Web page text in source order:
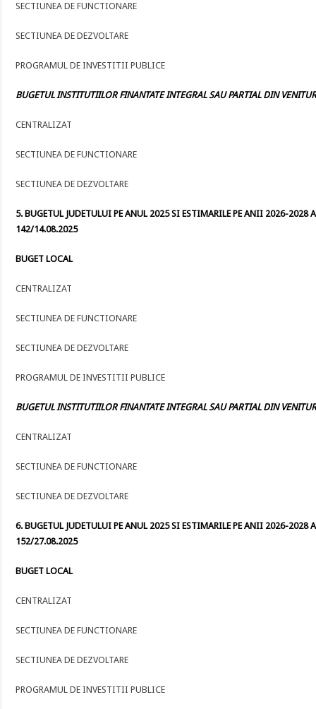
SECTIUNEA DE FUNCTIONARE
SECTIUNEA DE DEZVOLTARE
PROGRAMUL DE INVESTITII PUBLICE
BUGETUL INSTITUTIILOR FINANTATE INTEGRAL SAU PARTIAL DIN
CENTRALIZAT
SECTIUNEA DE FUNCTIONARE
SECTIUNEA DE DEZVOLTARE
5. BUGETUL JUDETULUI PE ANUL 2025 SI ESTIMARILE PE ANII 2026-2028
142/14.08.2025
BUGET LOCAL
CENTRALIZAT
SECTIUNEA DE FUNCTIONARE
SECTIUNEA DE DEZVOLTARE
PROGRAMUL DE INVESTITII PUBLICE
BUGETUL INSTITUTIILOR FINANTATE INTEGRAL SAU PARTIAL DIN
CENTRALIZAT
SECTIUNEA DE FUNCTIONARE
SECTIUNEA DE DEZVOLTARE
6. BUGETUL JUDETULUI PE ANUL 2025 SI ESTIMARILE PE ANII 2026-2028
152/27.08.2025
BUGET LOCAL
CENTRALIZAT
SECTIUNEA DE FUNCTIONARE
SECTIUNEA DE DEZVOLTARE
PROGRAMUL DE INVESTITII PUBLICE